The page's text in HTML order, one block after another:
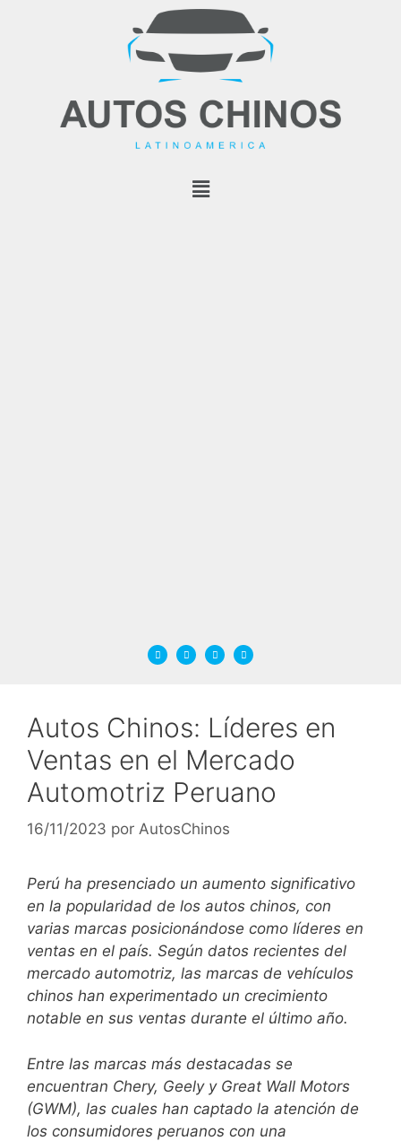
Autos Chinos: Líderes en
Ventas en el Mercado
Automotriz Peruano
16/11/2023 por AutosChinos
Perú ha presenciado un aumento significativo
en la popularidad de los autos chinos, con
varias marcas posicionándose como líderes en
ventas en el país. Según datos recientes del
mercado automotriz, las marcas de vehículos
chinos han experimentado un crecimiento
notable en sus ventas durante el último año.
Entre las marcas más destacadas se
encuentran Chery, Geely y Great Wall Motors
(GWM), las cuales han captado la atención de
los consumidores peruanos con una